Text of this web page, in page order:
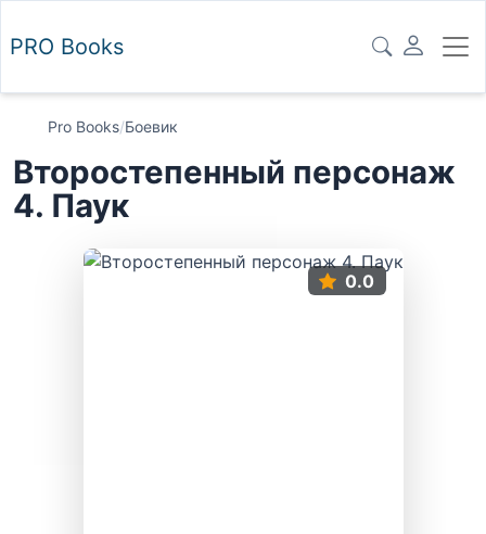
PRO Books
Pro Books/Боевик
Второстепенный персонаж
4. Паук
0.0